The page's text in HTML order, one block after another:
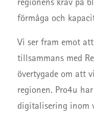
regionens krav på
förmåga och
Vi ser fram emot
tillsammans med
övertygade om att
regionen. Pro4u
digitalisering inom